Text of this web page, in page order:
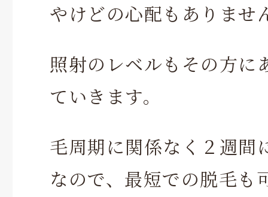
やけどの心配もありませ
照射のレベルもその方に
ていきます。
毛周期に関係なく２週間
なので、最短での脱毛も